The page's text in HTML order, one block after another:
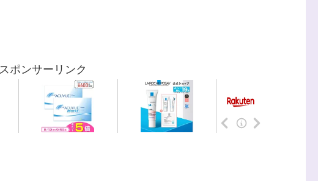
スポンサーリンク